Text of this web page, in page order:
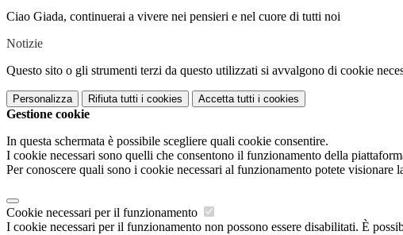
Ciao Giada, continuerai a vivere nei pensieri e nel cuore di tutti noi
Notizie
Questo sito o gli strumenti terzi da questo utilizzati si avvalgono di cookie
Personalizza Rifiuta tutti i cookies Accetta tutti i cookies
Gestione cookie
In questa schermata è possibile scegliere quali cookie consentire.
I cookie necessari sono quelli che consentono il funzionamento della
Per conoscere quali sono i cookie necessari al funzionamento potete visionare
Cookie necessari per il funzionamento
I cookie necessari per il funzionamento non possono essere disabilitati. È